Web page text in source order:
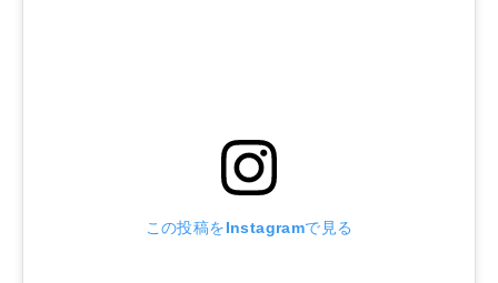
この投稿をInstagramで見る